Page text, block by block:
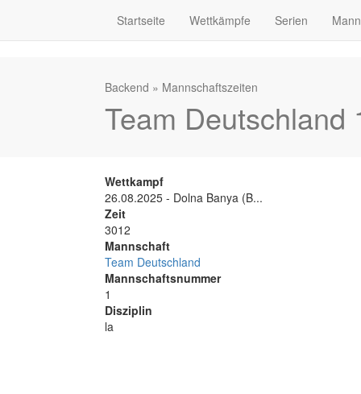
Startseite Wettkämpfe Serien
Backend » Mannschaftszeiten
Team Deutschland
Wettkampf
26.08.2025 - Dolna Banya (B...
Zeit
3012
Mannschaft
Team Deutschland
Mannschaftsnummer
1
Disziplin
la